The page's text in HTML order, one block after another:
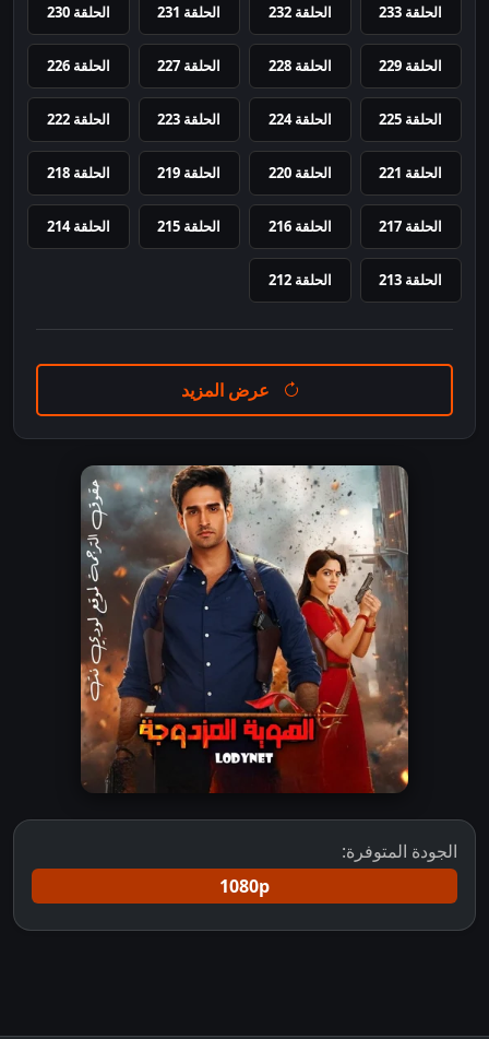
الحلقة 233 الحلقة 232 الحلقة 231 الحلقة 230
الحلقة 229 الحلقة 228 الحلقة 227 الحلقة 226
الحلقة 225 الحلقة 224 الحلقة 223 الحلقة 222
الحلقة 221 الحلقة 220 الحلقة 219 الحلقة 218
الحلقة 217 الحلقة 216 الحلقة 215 الحلقة 214
الحلقة 213 الحلقة 212
عرض المزيد
الجودة المتوفرة:
1080p